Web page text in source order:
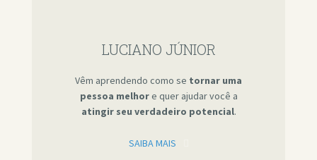
LUCIANO JÚNIOR
Vêm aprendendo como se tornar uma
pessoa melhore quer ajudar você a
atingir seu verdadeiro potencial.
SAIBA MAIS